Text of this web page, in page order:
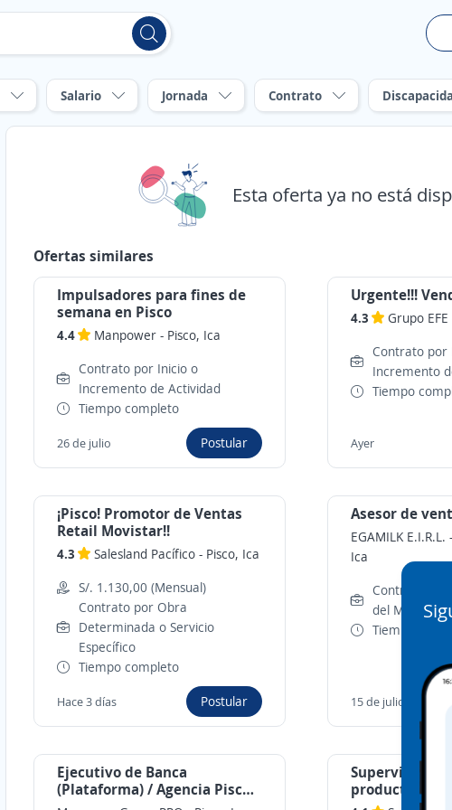
Salario Jornada Contrato
Esta oferta ya no está
Ofertas similares
Impulsadores para fines de
semana en Pisco
4.4 Manpower - Pisco, Ica
Contrato por Inicio o
Incremento de Actividad
Tiempo completo
26 de julio Postular
Urgente!!!
4.3 Grupo EFE
Contrato por
Incremento
Tiempo
Ayer
¡Pisco! Promotor de Ventas
Retail Movistar!!
4.3 Salesland Pacífico - Pisco, Ica
S/. 1.130,00 (Mensual)
Contrato por Obra
Determinada o Servicio
Específico
Tiempo completo
Hace 3 días Postular
Asesor de
EGAMILK E.I.R.L. -
Ica
Contrato por
del Mercado
Tiempo
15 de julio
Ejecutivo de Banca
(Plataforma) / Agencia Pisco /
Supervisor de
productos